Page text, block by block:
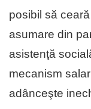
posibil să
asumare din
asistenţă
mecanism
adânceşte